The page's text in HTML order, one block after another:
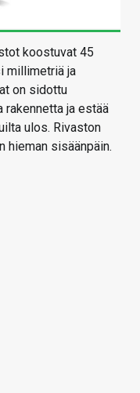
koostuvat 45
millimetriä ja
on sidottu
ja estää
ulos. Rivaston
hieman sisäänpäin.